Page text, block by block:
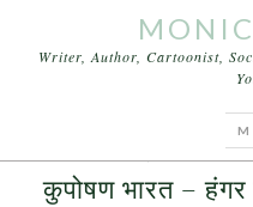
Writer, Author, Cartoonist,
कुपोषण भारत –